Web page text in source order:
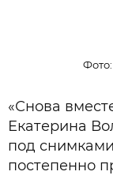
«Снова
Екатерина
под
постепенно